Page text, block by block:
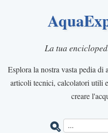
La tua
Esplora la nostra vasta pedia
articoli tecnici, calcolatori utili
creare